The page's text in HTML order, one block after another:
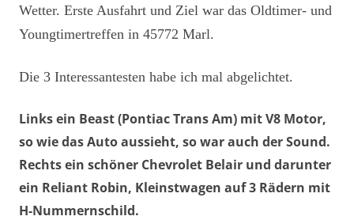
Wetter. Erste Ausfahrt und Ziel war das Oldtimer- und
Youngtimertreffen in 45772 Marl.
Die 3 Interessantesten habe ich mal abgelichtet.
Links ein Beast (Pontiac Trans Am) mit V8 Motor,
so wie das Auto aussieht, so war auch der Sound.
Rechts ein schöner Chevrolet Belair und darunter
ein Reliant Robin, Kleinstwagen auf 3 Rädern mit
H-Nummernschild.